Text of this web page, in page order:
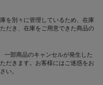
を別々に管理しているため、在庫
だき、在庫をご用意できた商品の
一部商品のキャンセルが発生した
だきます。お客様にはご迷惑をお
い。